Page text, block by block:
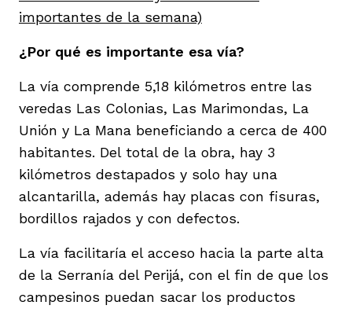
importantes de la semana)
¿Por qué es importante esa vía?
La vía comprende 5,18 kilómetros entre las
veredas Las Colonias, Las Marimondas, La
Unión y La Mana beneficiando a cerca de 400
habitantes. Del total de la obra, hay 3
kilómetros destapados y solo hay una
alcantarilla, además hay placas con fisuras,
bordillos rajados y con defectos.
La vía facilitaría el acceso hacia la parte alta
de la Serranía del Perijá, con el fin de que los
campesinos puedan sacar los productos